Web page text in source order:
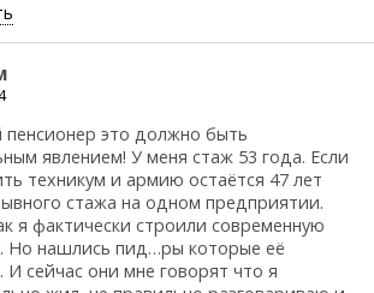
пенсионер это должно быть
явлением! У меня стаж 53 года. Если
техникум и армию остаётся 47 лет
стажа на одном предприятии.
я фактически строили современную
Но нашлись пид…ры которые её
И сейчас они мне говорят что я